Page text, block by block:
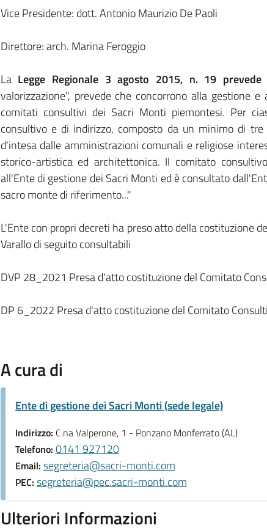
Vice Presidente: dott. Antonio Maurizio De Paoli
Direttore: arch. Marina Feroggio
La Legge Regionale 3 agosto 2015, n. 19 prevede
valorizzazione", prevede che concorrono alla gestione
comitati consultivi dei Sacri Monti piemontesi. Per
consultivo e di indirizzo, composto da un minimo di
d'intesa dalle amministrazioni comunali e religiose
storico-artistica ed architettonica. Il comitato
all'Ente di gestione dei Sacri Monti ed è consultato
sacro monte di riferimento..."
L'Ente con propri decreti ha preso atto della costituzione
Varallo di seguito consultabili
DVP 28_2021 Presa d'atto costituzione del Comitato
DP 6_2022 Presa d'atto costituzione del Comitato
A cura di
Ente di gestione dei Sacri Monti (sede legale)
Indirizzo: C.na Valperone, 1 - Ponzano Monferrato (AL)
Telefono: 0141 927120
Email: segreteria@sacri-monti.com
PEC: segreteria@pec.sacri-monti.com
Ulteriori Informazioni